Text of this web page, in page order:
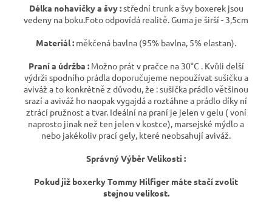
Délka nohavičky a švy :střední trunk a švy boxerek jsou
vedeny na boku.Foto odpovídá realitě. Guma je širší - 3,5cm
Materiál : měkčená bavlna (95% bavlna, 5% elastan).
Praní a údržba :Možno prát v pračce na 30°C . Kvůli delší
výdrži spodního prádla doporučujeme nepoužívat sušičku a
aviváž a to konkrétně z důvodu, že : sušička prádlo většinou
srazí a aviváž ho naopak vygajdá a roztáhne a prádlo díky ní
ztrácí pružnost a tvar. Ideální na praní je jelen v gelu ( voní
naprosto jinak než ten jelen v kostce), marsejské mýdlo a
nebo jakékoliv prací gely, které neobsahují aviváž.
Správný Výběr Velikosti :
Pokud již boxerky Tommy Hilfiger máte stačí zvolit
stejnou velikost.